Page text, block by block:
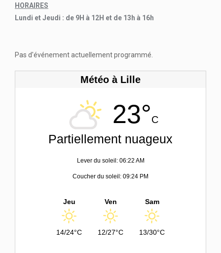
HORAIRES
Lundi et Jeudi : de 9H à 12H et de 13h à 16h
Pas d'événement actuellement programmé.
Météo à Lille
23°C
Partiellement nuageux
Lever du soleil: 06:22 AM
Coucher du soleil: 09:24 PM
Jeu
14/24°C
Ven
12/27°C
Sam
13/30°C